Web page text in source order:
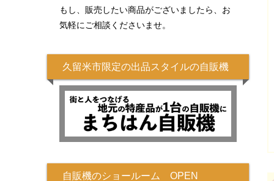
もし、販売したい商品がございましたら、お
気軽にご相談くださいませ。
久留米市限定の出品スタイルの自販機
自販機のショールーム OPEN